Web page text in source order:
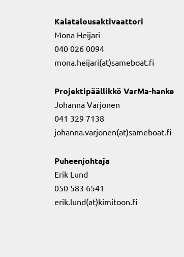
Kalatalousaktivaattori
Mona Heijari
040 026 0094
mona.heijari(at)sameboat.fi
Projektipäällikkö VarMa-hanke
Johanna Varjonen
041 329 7138
johanna.varjonen(at)sameboat.fi
Puheenjohtaja
Erik Lund
050 583 6541
erik.lund(at)kimitoon.fi